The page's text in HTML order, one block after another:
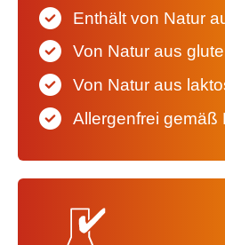
Enthält von Natur
Von Natur aus
Von Natur aus
Allergenfrei gemäß